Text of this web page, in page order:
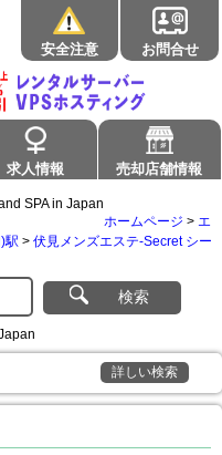
安全注意 お問合せ
求人情報 売却店舗情報
SPA in Japan
ホームページ > エ
駅 > 伏見メンズエステ-Secret シー
検索
詳しい検索